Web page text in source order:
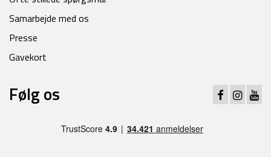
Samarbejde med os
Presse
Gavekort
Følg os